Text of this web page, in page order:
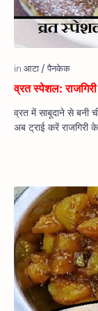
व्रत स्पेशल:
व्रत में साबूदाने से बनी